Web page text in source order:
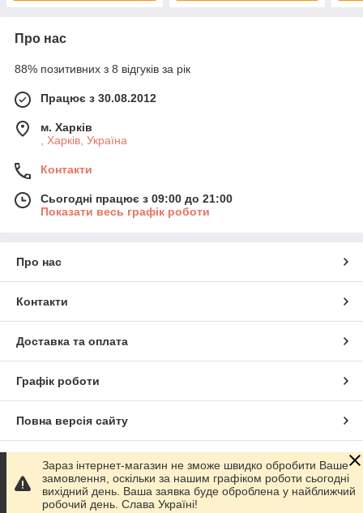
Про нас
88% позитивних з 8 відгуків за рік
Працює з 30.08.2012
м. Харків
, Харків, Україна
Контакти
Сьогодні працює з 09:00 до 21:00
Показати весь графік роботи
Про нас
Контакти
Доставка та оплата
Графік роботи
Повна версія сайту
Сайт створено на маркетплейсі
Політика конфіденційності
Зараз інтернет-магазин не зможе швидко обробити Ваше
замовлення, оскільки за нашим графіком роботи сьогодні
вихідний день. Ваша заявка буде оброблена у найближчий
робочий день. Слава Україні!